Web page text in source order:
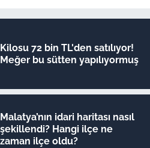
Kilosu 72 bin TL'den satılıyor!
Meğer bu sütten yapılıyormuş
Malatya’nın idari haritası nasıl
şekillendi? Hangi ilçe ne
zaman ilçe oldu?